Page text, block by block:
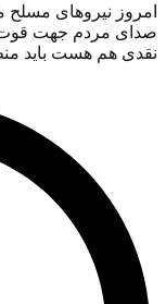
امروز نیروهای
صدای مردم جهت قوت
نقدی هم هست باید